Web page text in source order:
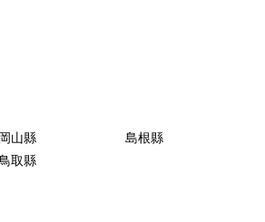
岡山縣
島根縣
取縣